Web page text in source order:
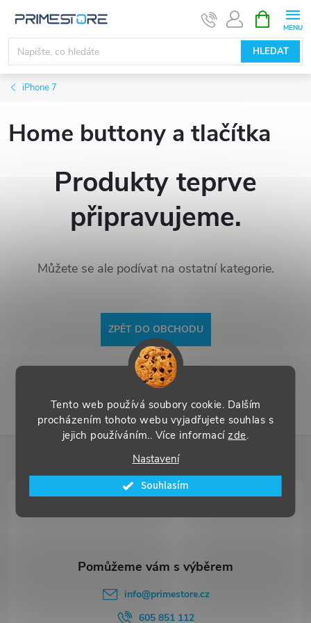
Tento web používá soubory cookie. Dalším
procházením tohoto webu vyjadřujete souhlas s
jejich používáním.. Více informacízde.
Nastavení
Souhlasím
obsah
HLEDAT
NÁKUPNÍ
KOŠÍK
iPhone 7
Home buttony a tlačítka
Produkty teprve
připravujeme.
Můžete se ale podívat na ostatní kategorie.
ZPĚT DO OBCHODU
info@primestore.cz
605 851 112